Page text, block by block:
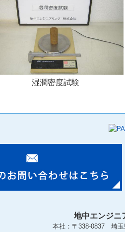
湿潤密度試験
地中エンジニ
本社：〒338-0837 埼玉